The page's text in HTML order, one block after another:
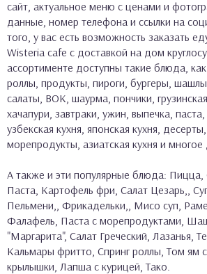
сайт, актуальное меню с ценами и
данные, номер телефона и ссылки на
того, у вас есть возможность заказать
Wisteria cafe с доставкой на дом
ассортименте доступны такие блюда,
роллы, продукты, пироги, бургеры,
салаты, ВОК, шаурма, пончики,
хачапури, завтраки, ужин, выпечка,
узбекская кухня, японская кухня, десерты,
морепродукты, азиатская кухня и многое
А также и эти популярные блюда: Пицца,
Паста, Картофель фри, Салат Цезарь,,
Пельмени,, Фрикадельки,, Мисо суп,
Фалафель, Паста с морепродуктами,
"Маргарита", Салат Греческий, Лазанья,
Кальмары фритто, Спринг роллы, Том ям
крылышки, Лапша с курицей, Тако.